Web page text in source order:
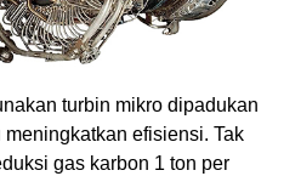
turbin mikro dipadukan
efisiensi. Tak
gas karbon 1 ton per